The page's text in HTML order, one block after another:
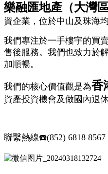
樂融匯地產（大灣區
資企業，位於中山及珠海均
我們專注於一手樓宇的買
售後服務。我們也致力於
加順暢。
我們的核心價值觀是為香
資產投資機會及做國內退
聯繫熱線☎️(852) 6818 8567